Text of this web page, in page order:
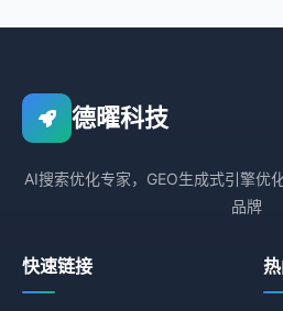
德曜科技
AI搜索优化专家，GEO生成式引擎优
品牌
快速链接